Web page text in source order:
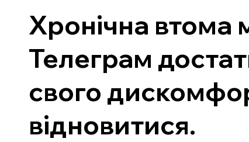
Хронічна втома
Телеграм
свого
відновитися.